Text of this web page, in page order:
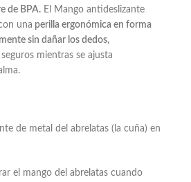
de BPA. El Mango antideslizante
una perilla ergonómica en forma
sin dañar los dedos,
mientras se ajusta
de metal del abrelatas (la cuña) en
el mango del abrelatas cuando